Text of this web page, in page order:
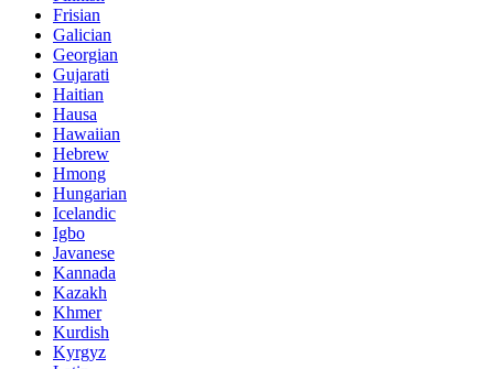
Frisian
Galician
Georgian
Gujarati
Haitian
Hausa
Hawaiian
Hebrew
Hmong
Hungarian
Icelandic
Igbo
Javanese
Kannada
Kazakh
Khmer
Kurdish
Kyrgyz